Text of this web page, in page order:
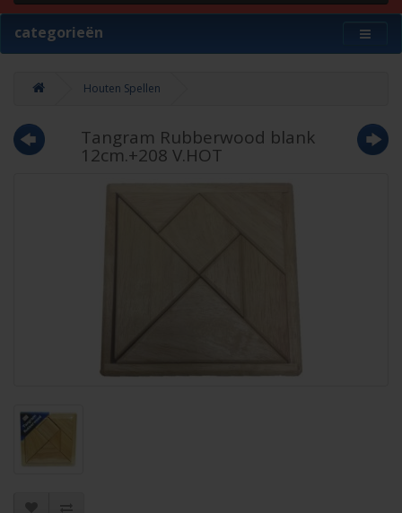
categorieën
Houten Spellen
Tangram Rubberwood blank
12cm.+208 V.HOT